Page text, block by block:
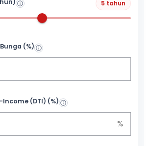
5 tahun
(%)
(DTI) (%)
%